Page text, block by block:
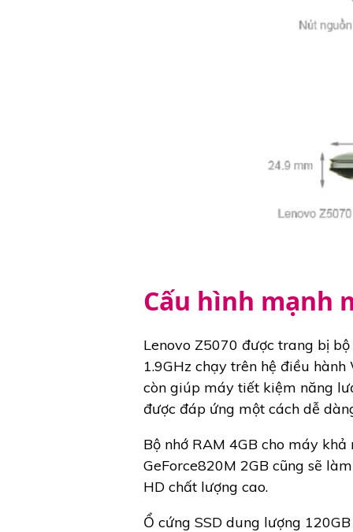
Cấu hình mạnh
Lenovo Z5070 được trang bị
1.9GHz chạy trên hệ điều
còn giúp máy tiết kiệm năng
được đáp ứng một cách dễ
Bộ nhớ RAM 4GB cho máy
GeForce820M 2GB cũng sẽ
HD chất lượng cao.
Ổ cứng SSD dung lượng